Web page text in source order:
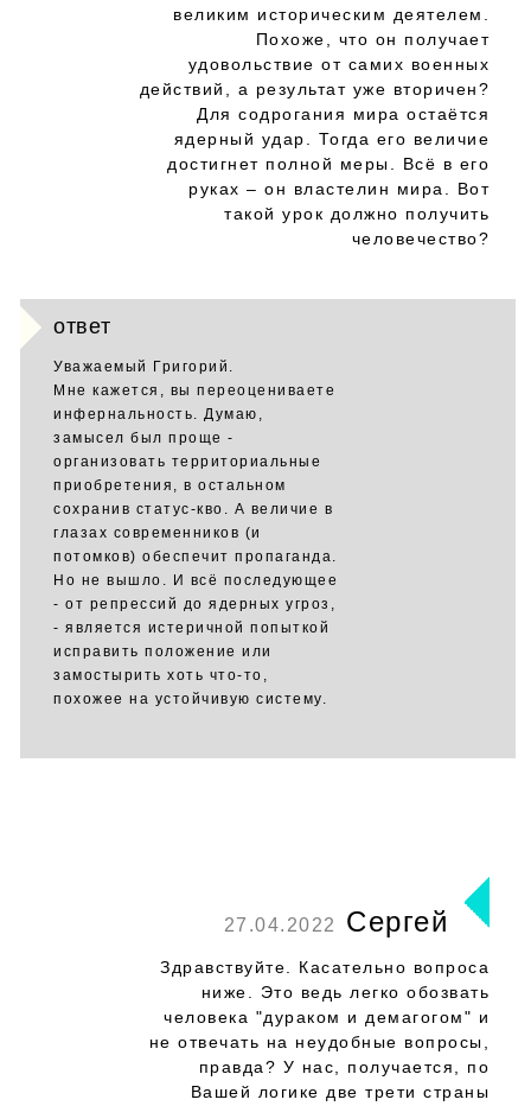
великим историческим деятелем.
Похоже, что он получает
удовольствие от самих военных
действий, а результат уже вторичен?
Для содрогания мира остаётся
ядерный удар. Тогда его величие
достигнет полной меры. Всё в его
руках – он властелин мира. Вот
такой урок должно получить
человечество?
ответ
Уважаемый Григорий.
Мне кажется, вы переоцениваете
инфернальность. Думаю,
замысел был проще -
организовать территориальные
приобретения, в остальном
сохранив статус-кво. А величие в
глазах современников (и
потомков) обеспечит пропаганда.
Но не вышло. И всё последующее
- от репрессий до ядерных угроз,
- является истеричной попыткой
исправить положение или
замостырить хоть что-то,
похожее на устойчивую систему.
27.04.2022 Сергей
Здравствуйте. Касательно вопроса
ниже. Это ведь легко обозвать
человека "дураком и демагогом" и
не отвечать на неудобные вопросы,
правда? У нас, получается, по
Вашей логике две трети страны